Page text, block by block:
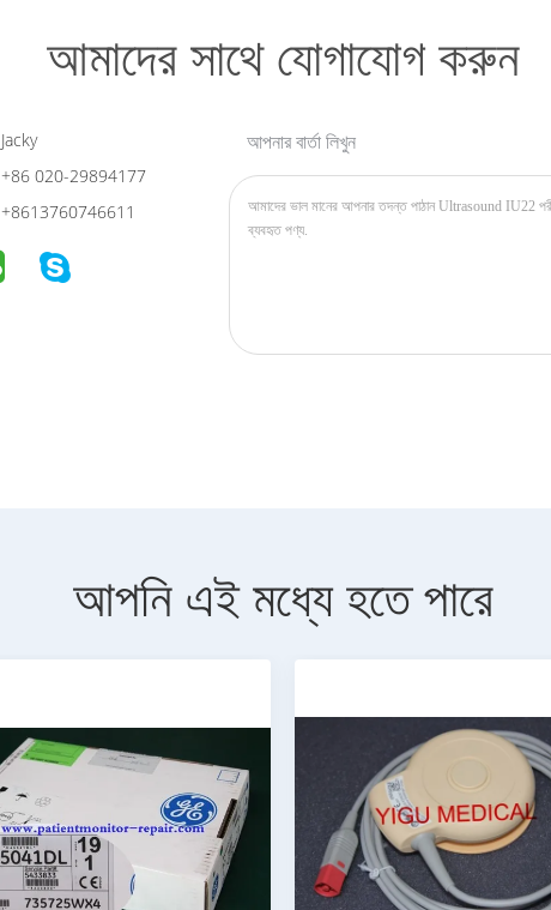
আমাদের সাথে যোগাযোগ করুন
Jacky
+86 020-29894177
+8613760746611
আপনার বার্তা লিখুন
আপনি এই মধ্যে হতে পারে